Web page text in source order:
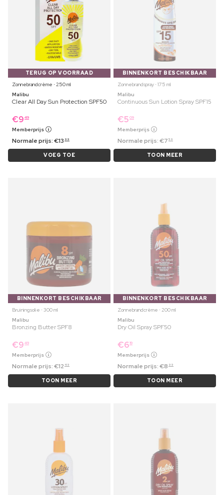
TERUG OP VOORRAAD
Zonnebrandcrème ⋅ 250 ml
Malibu
Clear All Day Sun Protection SPF50
€9 49
Memberprijs
Normale prijs:€13 99
VOEG TOE
BINNENKORT BESCHIKBAAR
Zonnebrandspray ⋅ 175 ml
Malibu
Continuous Sun Lotion Spray SPF15
€5 09
Memberprijs
Normale prijs:€7 59
TOON MEER
BINNENKORT BESCHIKBAAR
Bruiningsolie ⋅ 300 ml
Malibu
Bronzing Butter SPF8
€9 49
Memberprijs
Normale prijs:€12 49
TOON MEER
BINNENKORT BESCHIKBAAR
Zonnebrandcrème ⋅ 200 ml
Malibu
Dry Oil Spray SPF50
€619
Memberprijs
Normale prijs:€8 99
TOON MEER